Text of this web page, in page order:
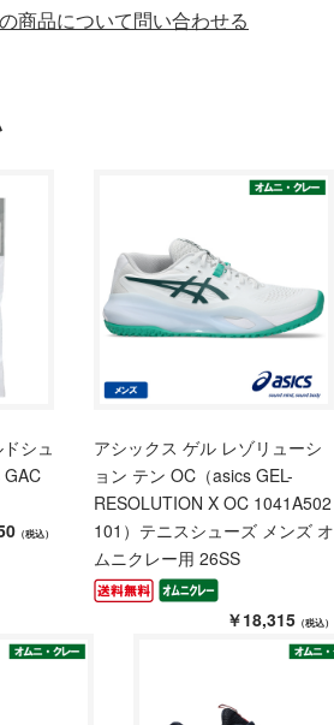
シュ
（税込）
アシックス ゲル レゾリューシ
ョン テン OC（asics GEL-
RESOLUTION X OC 1041A502
101）テニスシューズ メンズ オ
ムニクレー用 26SS
￥18,315 （税込）
商品について問い合わせる